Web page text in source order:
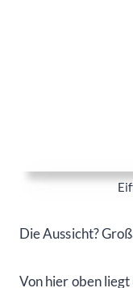
Die Aussicht?
Von hier oben liegt